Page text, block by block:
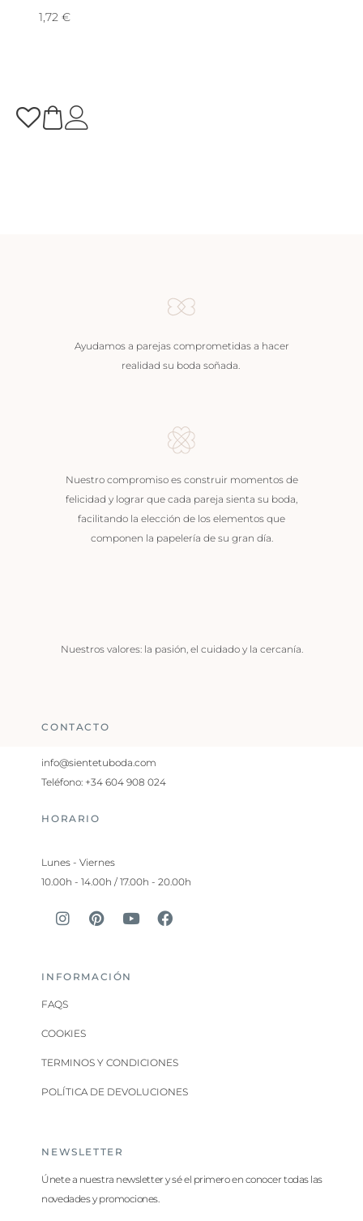
1,72 €
Ayudamos a parejas comprometidas a hacer
realidad su boda soñada.
Nuestro compromiso es construir momentos de
felicidad y lograr que cada pareja sienta su boda,
facilitando la elección de los elementos que
componen la papelería de su gran día.
Nuestros valores: la pasión, el cuidado y la cercanía.
CONTACTO
info@sientetuboda.com
Teléfono: +34 604 908 024
HORARIO
Lunes - Viernes
10.00h - 14.00h / 17.00h - 20.00h
INFORMACIÓN
FAQS
COOKIES
TERMINOS Y CONDICIONES
POLÍTICA DE DEVOLUCIONES
NEWSLETTER
Únete a nuestra newsletter y sé el primero en conocer todas las
novedades y promociones.